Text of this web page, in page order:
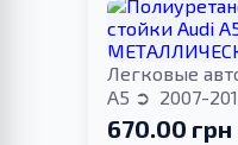
Легковые
A5
2007-
670.00 грн